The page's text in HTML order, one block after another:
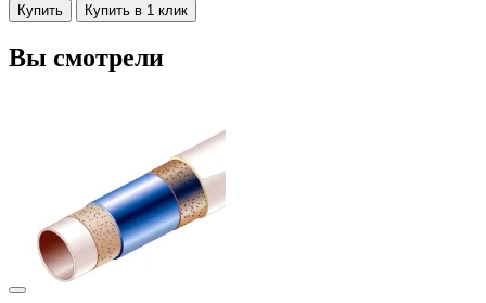
Купить Купить в 1 клик
Вы смотрели